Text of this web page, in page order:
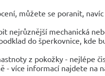
můžete se poranit,
nejrůznější mechanická
do šperkovnice, kde
z pokožky - nejlépe
více informací najdete na